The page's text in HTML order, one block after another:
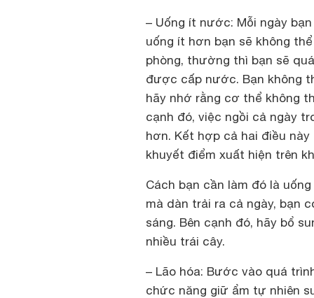
– Uống ít nước: Mỗi ngày
uống ít hơn bạn sẽ không
phòng, thường thì bạn sẽ
được cấp nước. Bạn không
hãy nhớ rằng cơ thể không
cạnh đó, việc ngồi cả ngày
hơn. Kết hợp cả hai điều
khuyết điểm xuất hiện trên
Cách bạn cần làm đó là
mà dàn trải ra cả ngày, bạn
sáng. Bên cạnh đó, hãy bổ
nhiều trái cây.
– Lão hóa: Bước vào quá
chức năng giữ ẩm tự nhiên